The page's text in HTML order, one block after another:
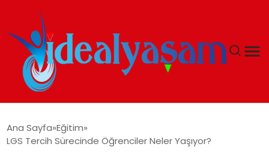
Ana Sayfa Eğitim
LGS Tercih Sürecinde Öğrenciler Neler Yaşıyor?